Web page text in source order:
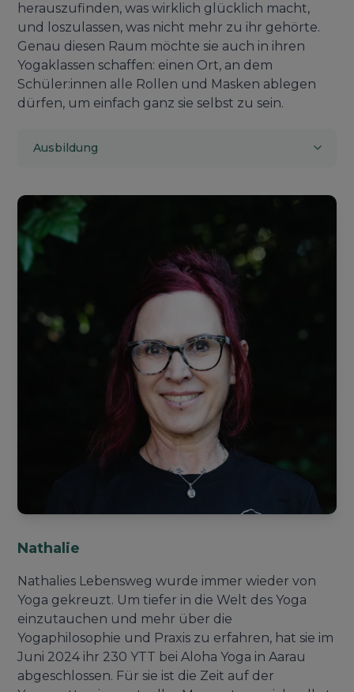
herauszufinden, was wirklich glücklich macht,
und loszulassen, was nicht mehr zu ihr gehörte.
Genau diesen Raum möchte sie auch in ihren
Yogaklassen schaffen: einen Ort, an dem
Schüler:innen alle Rollen und Masken ablegen
dürfen, um einfach ganz sie selbst zu sein.
Ausbildung
Nathalie
Nathalies Lebensweg wurde immer wieder von
Yoga gekreuzt. Um tiefer in die Welt des Yoga
einzutauchen und mehr über die
Yogaphilosophie und Praxis zu erfahren, hat sie im
Juni 2024 ihr 230 YTT bei Aloha Yoga in Aarau
abgeschlossen. Für sie ist die Zeit auf der